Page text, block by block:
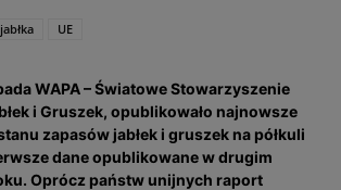
jabłka UE
WAPA – Światowe Stowarzyszenie
i Gruszek, opublikowało najnowsze
zapasów jabłek i gruszek na półkuli
dane opublikowane w drugim
Oprócz państw unijnych raport